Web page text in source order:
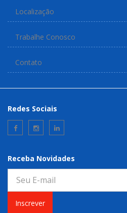
Localização
Trabalhe Conosco
Contato
Redes Sociais
Receba Novidades
Inscrever